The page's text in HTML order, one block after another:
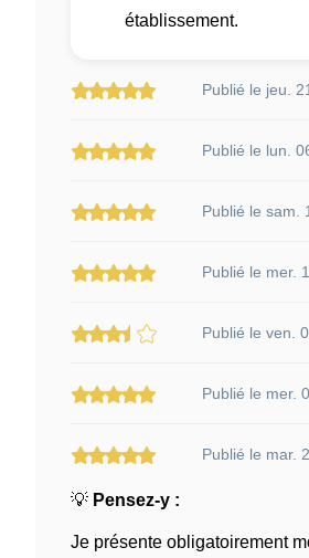
établissement.
Publié le jeu.
Publié le lun.
Publié le sam.
Publié le mer.
Publié le ven.
Publié le mer.
Publié le mar.
💡 Pensez-y :
Je présente obligatoirement